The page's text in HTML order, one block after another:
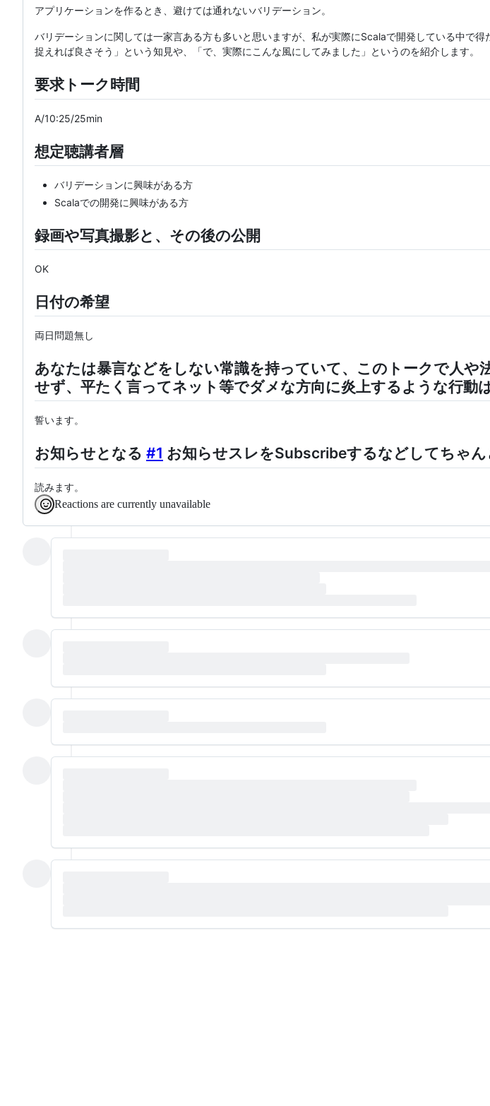
アプリケーションを作るとき、避けては通れないバリデーション。
バリデーションに関しては一家言ある方も多いと思いますが、私が実際にScalaで開発している中で
捉えれば良さそう」という知見や、「で、実際にこんな風にしてみました」というのを紹介します。
要求トーク時間
A/10:25/25min
想定聴講者層
バリデーションに興味がある方
Scalaでの開発に興味がある方
録画や写真撮影と、その後の公開
OK
日付の希望
両日問題無し
あなたは暴言などをしない常識を持っていて、このトークで人や
せず、平たく言ってネット等でダメな方向に炎上するような行動
誓います。
お知らせとなる #1 お知らせスレをSubscribeするなどしてちゃん
読みます。
Reactions are currently unavailable